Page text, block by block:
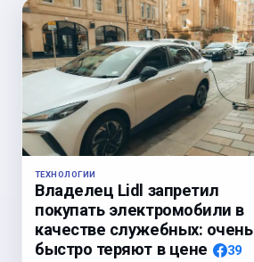
ТЕХНОЛОГИИ
Владелец Lidl запретил
покупать электромобили в
качестве служебных: очень
быстро теряют в цене
39